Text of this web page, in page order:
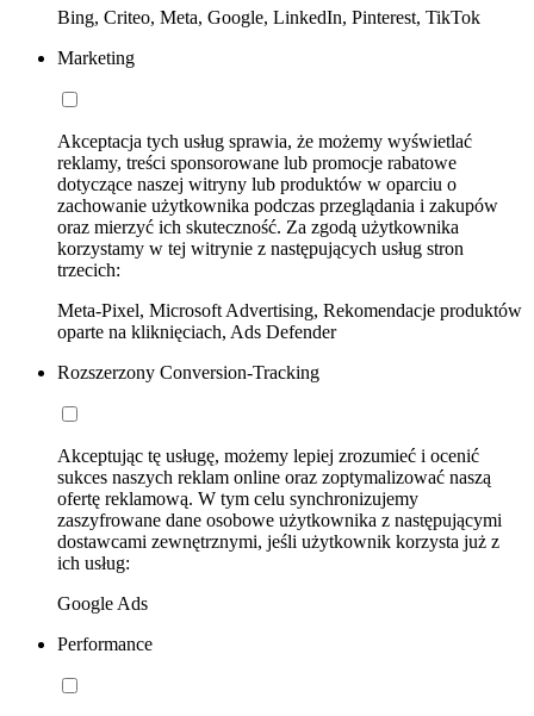
Bing, Criteo, Meta, Google, LinkedIn, Pinterest, TikTok
Marketing
Akceptacja tych usług sprawia, że możemy wyświetlać
reklamy, treści sponsorowane lub promocje rabatowe
dotyczące naszej witryny lub produktów w oparciu o
zachowanie użytkownika podczas przeglądania i zakupów
oraz mierzyć ich skuteczność. Za zgodą użytkownika
korzystamy w tej witrynie z następujących usług stron
trzecich:
Meta-Pixel, Microsoft Advertising, Rekomendacje produktów
oparte na kliknięciach, Ads Defender
Rozszerzony Conversion-Tracking
Akceptując tę usługę, możemy lepiej zrozumieć i ocenić
sukces naszych reklam online oraz zoptymalizować naszą
ofertę reklamową. W tym celu synchronizujemy
zaszyfrowane dane osobowe użytkownika z następującymi
dostawcami zewnętrznymi, jeśli użytkownik korzysta już z
ich usług:
Google Ads
Performance